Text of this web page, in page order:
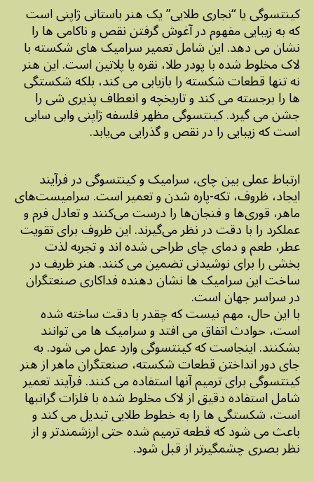
کینتسوگی یا “نجاری طلایی” یک هنر باستانی ژاپنی است
که به زیبایی مفهوم در آغوش گرفتن نقص و ناکامی ها را
نشان می دهد. این شامل تعمیر سرامیک های شکسته با
لاک مخلوط شده با پودر طلا، نقره یا پلاتین است. این هنر
نه تنها قطعات شکسته را بازیابی می کند، بلکه شکستگی
ها را برجسته می کند و تاریخچه و انعطاف پذیری شی را
جشن می گیرد. کینتسوگی مظهر فلسفه ژاپنی وابی سابی
است که زیبایی را در نقص و گذرایی می‌یابد.
ارتباط عملی بین چای، سرامیک و کینتسوگی در فرآیند
ایجاد، ظروف، تکه-پاره شدن و تعمیر است. سرامیست‌های
ماهر، قوری‌ها و فنجان‌ها را درست می‌کنند و تعادل فرم و
عملکرد را با دقت در نظر می‌گیرند. این ظروف برای تقویت
عطر، طعم و دمای چای طراحی شده اند و تجربه لذت
بخشی را برای نوشیدنی تضمین می کنند. هنر ظریف در
ساخت این سرامیک ها نشان دهنده فداکاری صنعتگران
در سراسر جهان است.
با این حال، مهم نیست که چقدر با دقت ساخته شده
است، حوادث اتفاق می افتد و سرامیک ها می توانند
بشکنند. اینجاست که کینتسوگی وارد عمل می شود. به
جای دور انداختن قطعات شکسته، صنعتگران ماهر از هنر
کینتسوگی برای ترمیم آنها استفاده می کنند. فرآیند تعمیر
شامل استفاده دقیق از لاک مخلوط شده با فلزات گرانبها
است، شکستگی ها را به خطوط طلایی تبدیل می کند و
باعث می شود که قطعه ترمیم شده حتی ارزشمندتر و از
نظر بصری چشمگیرتر از قبل شود.